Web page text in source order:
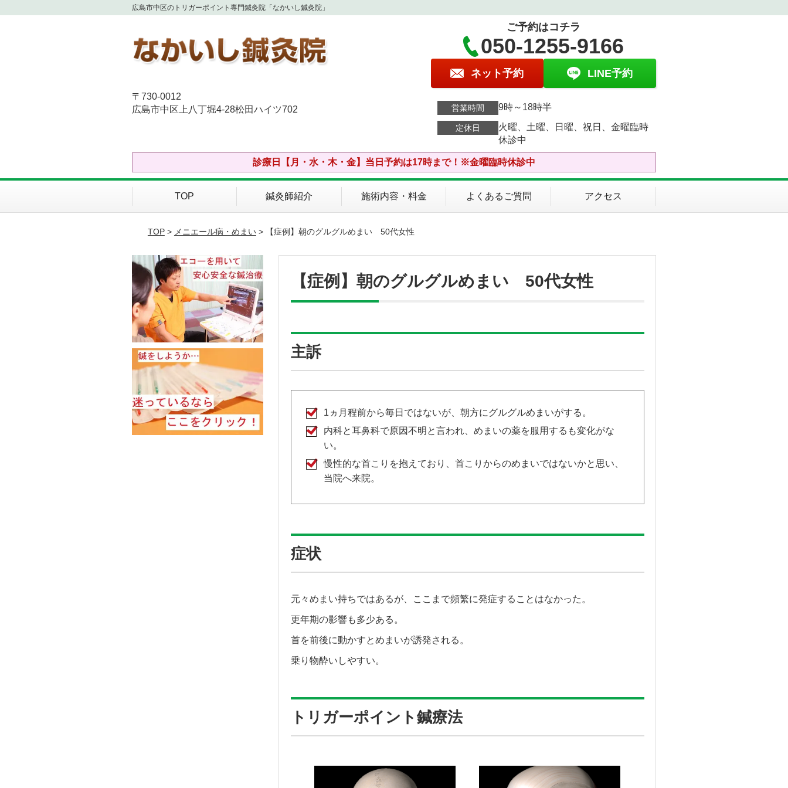
広島市中区のトリガーポイント専門鍼灸院「なかいし鍼灸院」
〒730-0012
広島市中区上八丁堀4-28松田ハイツ702
ご予約はコチラ
050-1255-9166
ネット予約 LINE予約
営業時間 9時～18時半
定休日
火曜、土曜、日曜、祝日、金曜臨時
休診中
診療日【月・水・木・金】当日予約は17時まで！※金曜臨時休診中
TOP 鍼灸師紹介 施術内容・料金 よくあるご質問 アクセス
TOP> メニエール病・めまい> 【症例】朝のグルグルめまい 50代女性
【症例】朝のグルグルめまい 50代女性
主訴
1ヵ月程前から毎日ではないが、朝方にグルグルめまいがする。
内科と耳鼻科で原因不明と言われ、めまいの薬を服用するも変化がな
い。
慢性的な首こりを抱えており、首こりからのめまいではないかと思い、
当院へ来院。
症状
元々めまい持ちではあるが、ここまで頻繁に発症することはなかった。
更年期の影響も多少ある。
首を前後に動かすとめまいが誘発される。
乗り物酔いしやすい。
トリガーポイント鍼療法